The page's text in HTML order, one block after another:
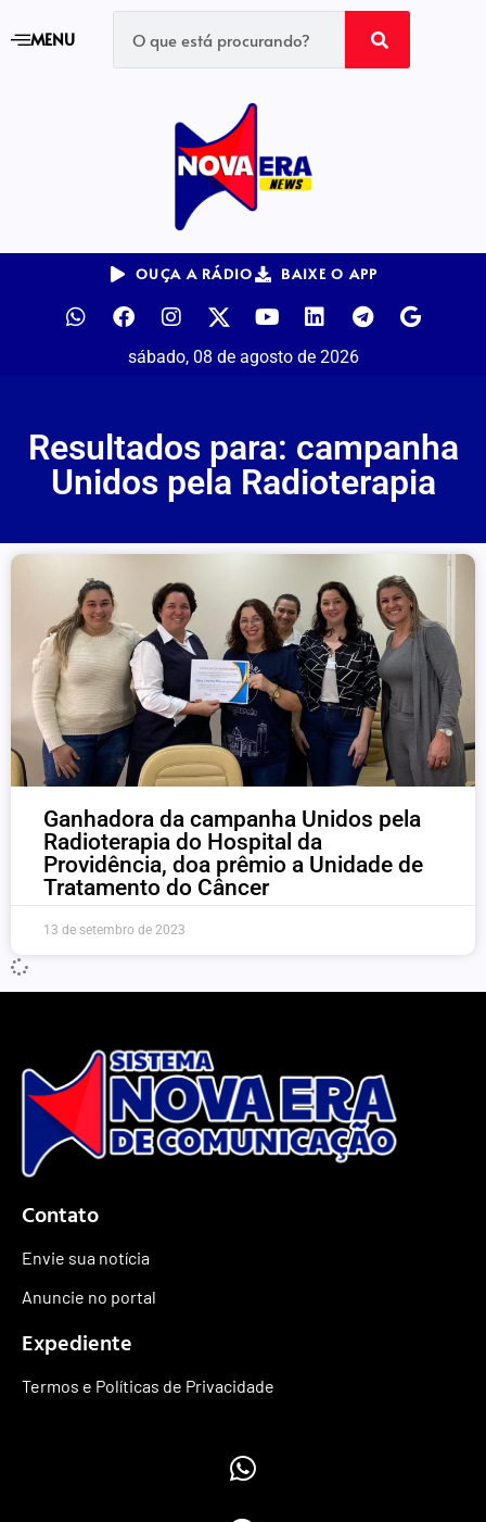
MENU
OUÇA A RÁDIO BAIXE O APP
sábado, 08 de agosto de 2026
Resultados para: campanha
Unidos pela Radioterapia
Ganhadora da campanha Unidos pela
Radioterapia do Hospital da
Providência, doa prêmio a Unidade de
Tratamento do Câncer
13 de setembro de 2023
Contato
Envie sua notícia
Anuncie no portal
Expediente
Termos e Políticas de Privacidade